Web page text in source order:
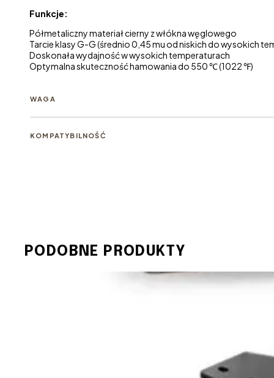
Funkcje:
Półmetaliczny materiał cierny z włókna węglowego
Tarcie klasy G-G (średnio 0,45 mu od niskich do wysokich
Doskonała wydajność w wysokich temperaturach
Optymalna skuteczność hamowania do 550 ℃ (1022 ℉)
WAGA
KOMPATYBILNOŚĆ
PODOBNE PRODUKTY